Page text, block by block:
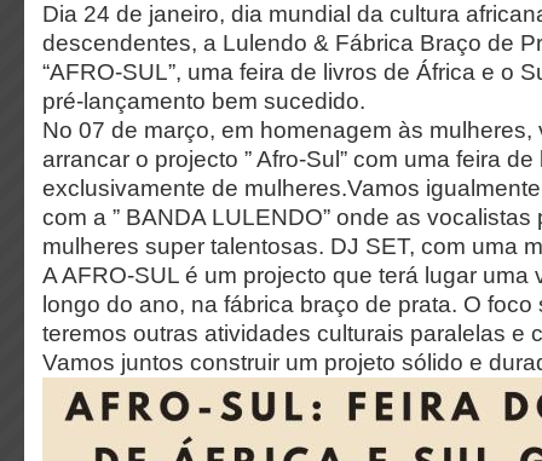
Dia 24 de janeiro, dia mundial da cultura
descendentes, a Lulendo & Fábrica Braço de
“AFRO-SUL”, uma feira de livros de África e o
pré-lançamento bem sucedido.
No 07 de março, em homenagem às mulheres,
arrancar o projecto ” Afro-Sul” com uma feira de
exclusivamente de mulheres.Vamos
com a ” BANDA LULENDO” onde as
mulheres super talentosas. DJ SET, com uma
A AFRO-SUL é um projecto que terá lugar uma
longo do ano, na fábrica braço de prata. O
teremos outras atividades culturais paralelas e
Vamos juntos construir um projeto sólido e